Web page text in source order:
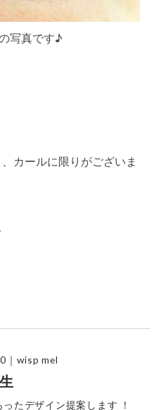
写真です♪
カールに限りがございま
｜wisp mel
たデザイン提案します ！